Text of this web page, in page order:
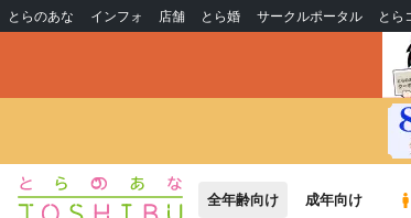
とらのあな インフォ 店舗 とら婚 サークルポータル とら
全年齢向け 成年向け